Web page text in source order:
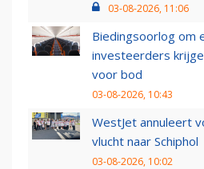
03-08-2026, 11:06
Biedingsoorlog om
investeerders
voor bod
03-08-2026, 10:43
WestJet annuleert
vlucht naar Schiphol
03-08-2026, 10:02